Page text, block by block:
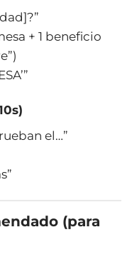
+ 1 beneficio
el…”
(para